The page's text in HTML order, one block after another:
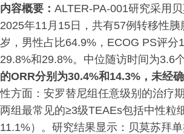
内容概要： ALTER-PA-001研究采用
2025年11月15日，共有57例转移性
岁，男性占比64.9%，ECOG PS评
29.8%和29.8%。中位随访时间为3.6
的ORR分别为30.4%和14.3%，未经
性方面：安罗替尼组任意级别的治疗
两组最常见的≥3级TEAEs包括中性粒
11.1%）。研究结果显示：贝莫苏拜